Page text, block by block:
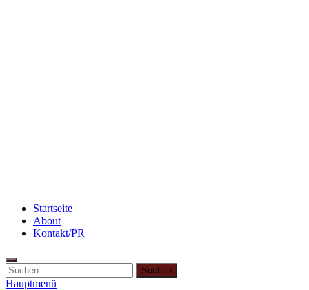
Startseite
About
Kontakt/PR
Suchen
nach:
Hauptmenü